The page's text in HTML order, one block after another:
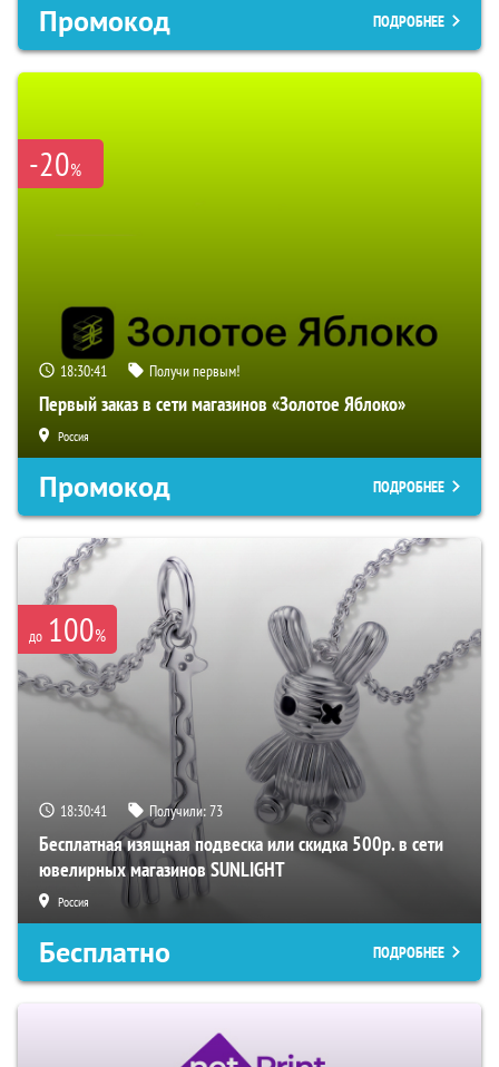
Промокод ПОДРОБНЕЕ
-20%
18:30:40 Получи первым!
Первый заказ в сети магазинов «Золотое Яблоко»
Россия
Промокод ПОДРОБНЕЕ
до 100%
18:30:40 Получили:73
Бесплатная изящная подвеска или скидка 500р. в сети
ювелирных магазинов SUNLIGHT
Россия
Бесплатно ПОДРОБНЕЕ